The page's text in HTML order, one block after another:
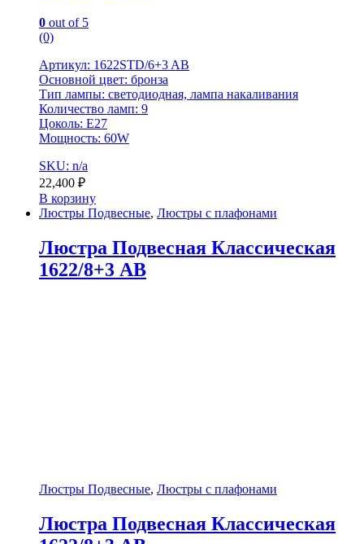
0 out of 5
(0)
Артикул: 1622STD/6+3 AB
Основной цвет: бронза
Тип лампы: светодиодная, лампа накаливания
Количество ламп: 9
Цоколь: E27
Мощность: 60W
SKU: n/a
22,400 ₽
В корзину
Люстры Подвесные, Люстры с плафонами
Люстра Подвесная Классическая
1622/8+3 AB
Люстры Подвесные, Люстры с плафонами
Люстра Подвесная Классическая